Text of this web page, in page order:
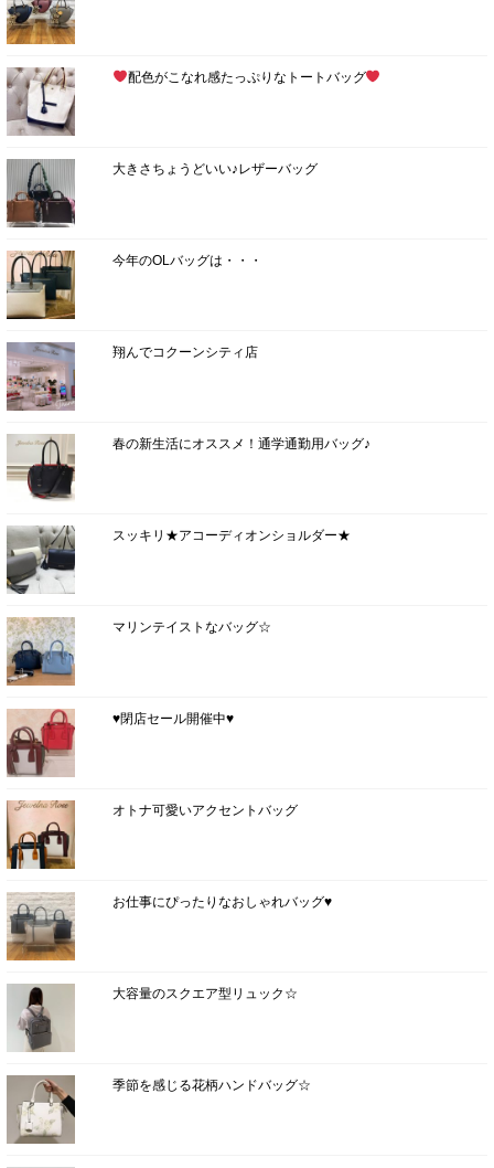
配色がこなれ感たっぷりなトートバッグ
大きさちょうどいい♪レザーバッグ
今年のOLバッグは・・・
翔んでコクーンシティ店
春の新生活にオススメ！通学通勤用バッグ♪
スッキリ★アコーディオンショルダー★
マリンテイストなバッグ☆
♥閉店セール開催中♥
オトナ可愛いアクセントバッグ
お仕事にぴったりなおしゃれバッグ♥
大容量のスクエア型リュック☆
季節を感じる花柄ハンドバッグ☆